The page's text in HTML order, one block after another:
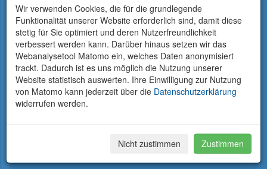
ForschungsbereichFrühe Einflussfaktoren auf Gesundheit und
Krankheit.
Wir verwenden Cookies, die für die grundlegende
Funktionalität unserer Website erforderlich sind, damit diese
stetig für Sie optimiert und deren Nutzerfreundlichkeit
verbessert werden kann. Darüber hinaus setzen wir das
Webanalysetool Matomo ein, welches Daten anonymisiert
trackt. Dadurch ist es uns möglich die Nutzung unserer
Website statistisch auswerten. Ihre Einwilligung zur Nutzung
von Matomo kann jederzeit über die Datenschutzerklärung
widerrufen werden.
Nicht zustimmen Zustimmen